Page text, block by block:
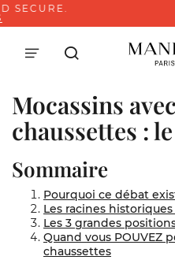
PAYEZ EN 4X
NOTRE
Mocassins
chaussettes :
Sommaire
Pourquoi ce débat
Les racines
Les 3 grandes
Quand vous POUVEZ
chaussettes